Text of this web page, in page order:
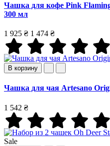
Чашка для кофе Pink
300 мл
1 925 ₴ 1 474 ₴
В корзину
Чашка для чая Artesano
1 542 ₴
Sale